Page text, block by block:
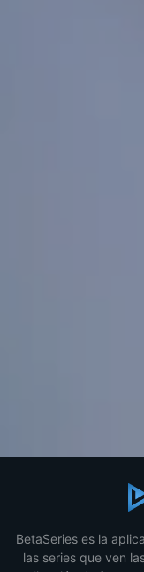
BetaSeries es la
las series que ven